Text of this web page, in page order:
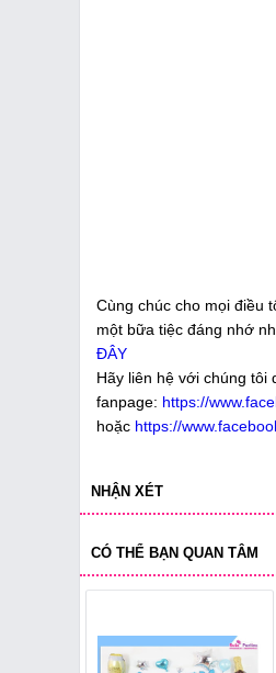
Cùng chúc cho mọi điều
một bữa tiệc đáng nhớ
ĐÂY
Hãy liên hệ với chúng tôi
fanpage: https://
hoặc https://
NHẬN XÉT
CÓ THỂ BẠN QUAN TÂM